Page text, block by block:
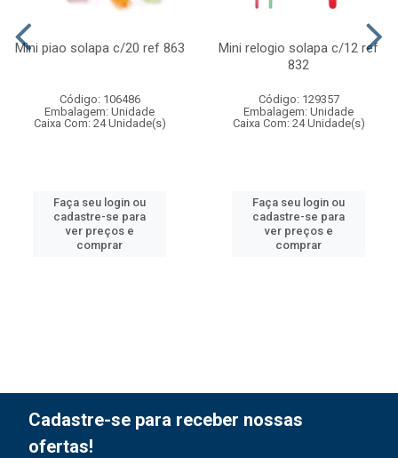
Mini piao solapa c/20 ref 863
Código: 106486
Embalagem: Unidade
Caixa Com: 24 Unidade(s)
Faça seu login ou
cadastre-se para
ver preços e
comprar
Mini relogio solapa c/12 ref
832
Código: 129357
Embalagem: Unidade
Caixa Com: 24 Unidade(s)
Faça seu login ou
cadastre-se para
ver preços e
comprar
Cadastre-se para receber nossas
ofertas!